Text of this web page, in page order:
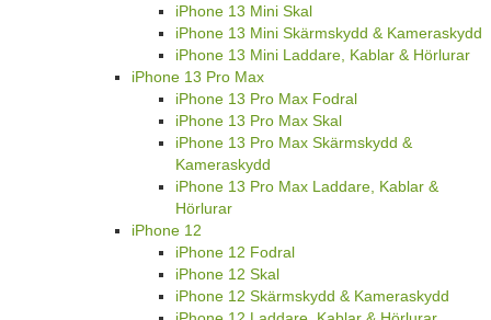
iPhone 13 Mini Skal
iPhone 13 Mini Skärmskydd & Kameraskydd
iPhone 13 Mini Laddare, Kablar & Hörlurar
iPhone 13 Pro Max
iPhone 13 Pro Max Fodral
iPhone 13 Pro Max Skal
iPhone 13 Pro Max Skärmskydd &
Kameraskydd
iPhone 13 Pro Max Laddare, Kablar &
Hörlurar
iPhone 12
iPhone 12 Fodral
iPhone 12 Skal
iPhone 12 Skärmskydd & Kameraskydd